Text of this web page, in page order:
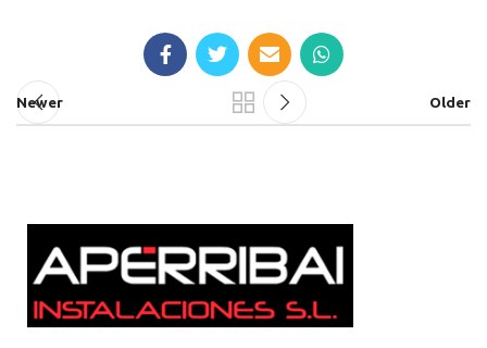
Newer Older